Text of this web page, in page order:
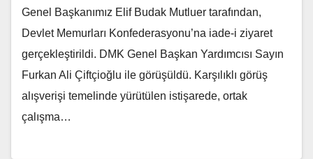
Genel Başkanımız Elif Budak Mutluer tarafından,
Devlet Memurları Konfederasyonu’na iade-i ziyaret
gerçekleştirildi. DMK Genel Başkan Yardımcısı Sayın
Furkan Ali Çiftçioğlu ile görüşüldü. Karşılıklı görüş
alışverişi temelinde yürütülen istişarede, ortak
çalışma…